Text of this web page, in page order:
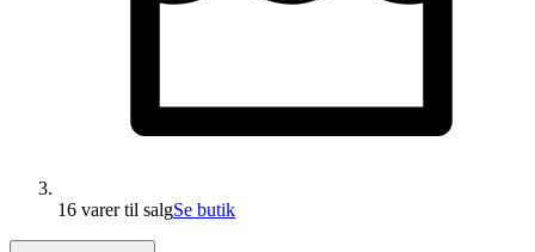
16 varertil salgSe butik